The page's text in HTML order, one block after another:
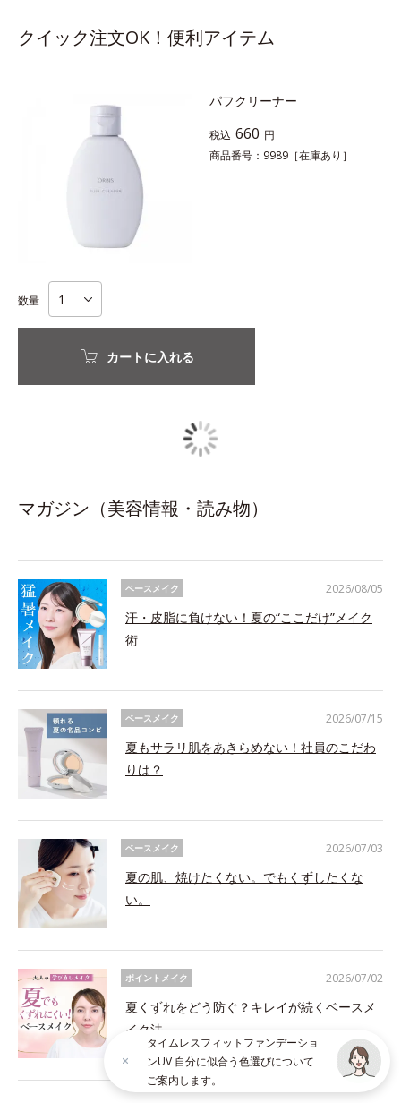
クイック注文OK！便利アイテム
パフクリーナー
税込 660 円
商品番号：9989 ［在庫あり］
数量
カートに入れる
マガジン（美容情報・読み物）
ベースメイク
汗・皮脂に負けない！夏の“ここだけ”メイク
術
2026/08/05
ベースメイク
夏もサラリ肌をあきらめない！社員のこだわ
りは？
2026/07/15
ベースメイク
夏の肌、焼けたくない。でもくずしたくな
い。
2026/07/03
ポイントメイク
夏くずれをどう防ぐ？キレイが続くベースメ
イク法
2026/07/02
タイムレスフィットファンデーショ
ンUV 自分に似合う色選びについて
ご案内します。